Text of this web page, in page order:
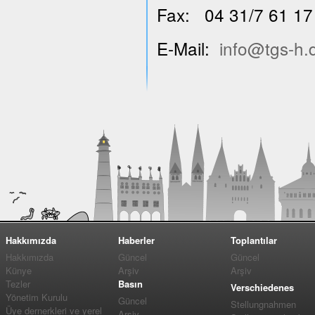
Fax: 04 31/7 61 17
E-Mail: info@tgs-
Hakkımızda
Hakkımızda
Künye
Tezler
Yönetim Kurulu
Üye dernerkleri ve yerel
Haberler
Güncel
Arşiv
Basın
Güncel
Toplantılar
Güncel
Arşiv
Verschiedenes
Stellungnahmen